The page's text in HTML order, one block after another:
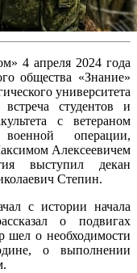
4 апреля 2024 года
общества «Знание»
университета
студентов и
с ветераном
операции,
Алексеевичем
выступил декан
Степин.
с истории начала
о подвигах
шел о необходимости
о выполнении